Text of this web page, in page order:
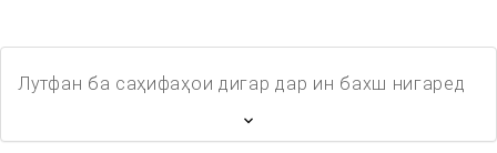
Лутфан ба саҳифаҳои дигар дар ин бахш нигаред